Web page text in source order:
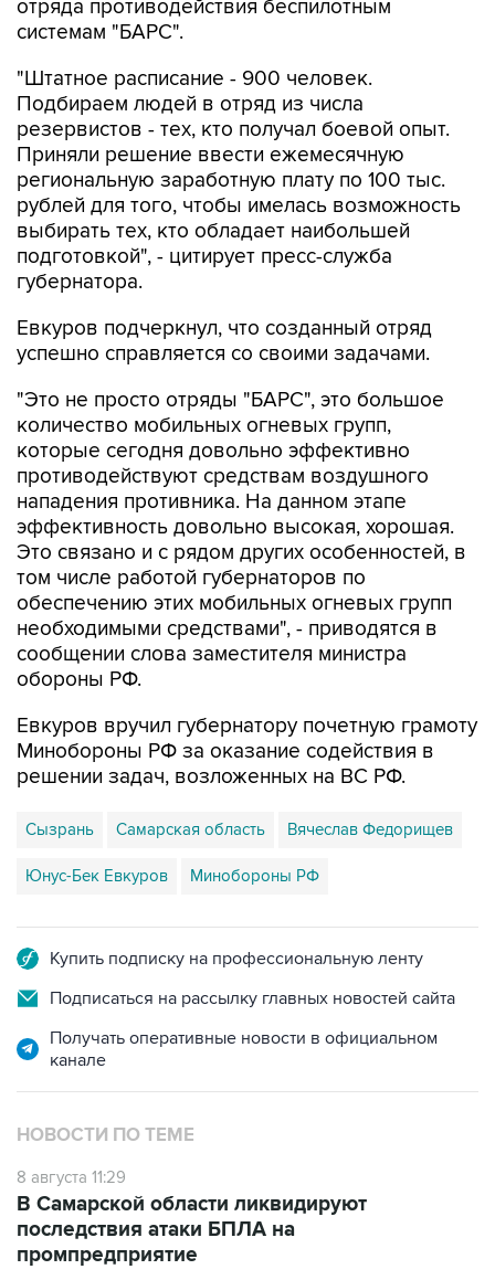
"Штатное расписание - 900 человек.
резервистов - тех, кто получал боевой опыт.
Приняли решение ввести ежемесячную
региональную заработную плату по 100 тыс.
рублей для того, чтобы имелась возможность
выбирать тех, кто обладает наибольшей
подготовкой", - цитирует пресс-служба
губернатора.
Евкуров подчеркнул, что созданный отряд
"Это не просто отряды "БАРС", это большое
которые сегодня довольно эффективно
противодействуют средствам воздушного
нападения противника. На данном этапе
эффективность довольно высокая, хорошая.
Это связано и с рядом других особенностей, в
том числе работой губернаторов по
обеспечению этих мобильных огневых групп
необходимыми средствами", - приводятся в
сообщении слова заместителя министра
обороны РФ.
Евкуров вручил губернатору почетную грамоту
решении задач, возложенных на ВС РФ.
Сызрань Самарская область Вячеслав Федорищев
Юнус-Бек Евкуров Минобороны РФ
Подписаться на рассылку главных новостей сайта
Получать оперативные новости в официальном
НОВОСТИ ПО ТЕМЕ
8 августа 11:29
последствия атаки БПЛА на
промпредприятие
8 августа 06:42